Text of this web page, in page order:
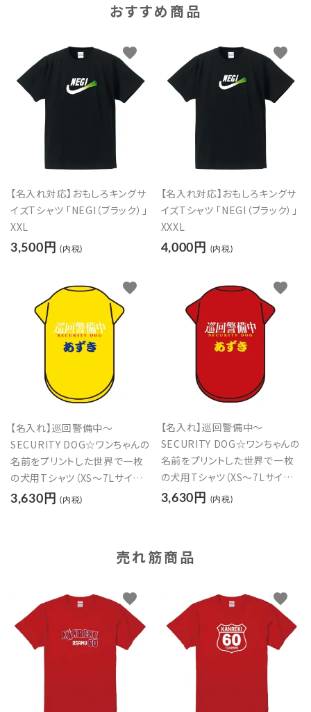
おすすめ商品
【名入れ対応】おもしろキングサ
イズTシャツ 「NEGI（ブラック）」
XXL
3,500円 (内税)
favorite
【名入れ対応】おもしろキングサ
イズTシャツ 「NEGI（ブラック）」
XXXL
4,000円 (内税)
favorite
【名入れ】巡回警備中～
SECURITY DOG☆ワンちゃんの
名前をプリントした世界で一枚
の犬用Tシャツ（XS～7Lサイズ）
【イエロー】
3,630円 (内税)
favorite
【名入れ】巡回警備中～
SECURITY DOG☆ワンちゃんの
名前をプリントした世界で一枚
の犬用Tシャツ（XS～7Lサイズ）
【レッド】
3,630円 (内税)
favorite
売れ筋商品
favorite favorite